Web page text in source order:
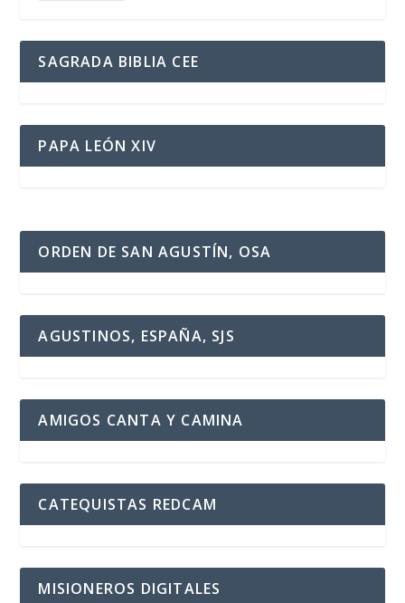
SAGRADA BIBLIA CEE
PAPA LEÓN XIV
ORDEN DE SAN AGUSTÍN, OSA
AGUSTINOS, ESPAÑA, SJS
AMIGOS CANTA Y CAMINA
CATEQUISTAS REDCAM
MISIONEROS DIGITALES